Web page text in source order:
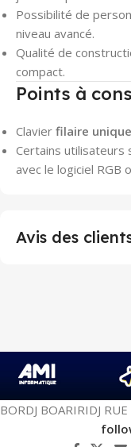
Possibilité de
niveau avancé.
Qualité de
compact.
Points à
Clavier filaire
Certains utilisateurs
avec le logiciel RGB
Avis des
BORDJ BOARIRIDJ